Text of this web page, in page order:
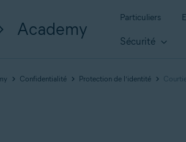
Academy
Particuliers
Sécurité
Confidentialité Protection de l’identité